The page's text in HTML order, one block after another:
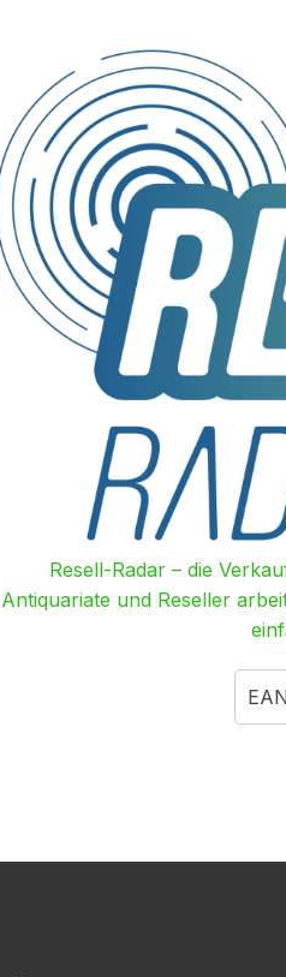
Resell-Radar – die
Antiquariate und Reseller